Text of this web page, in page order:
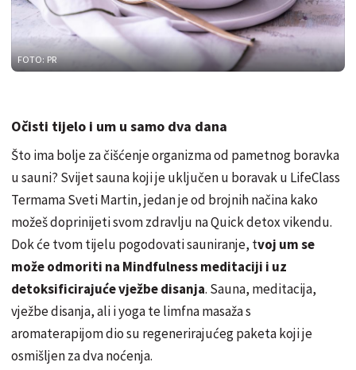
FOTO: PR
Očisti tijelo i um u samo dva dana
Što ima bolje za čišćenje organizma od pametnog boravka
u sauni? Svijet sauna koji je uključen u boravak u LifeClass
Termama Sveti Martin, jedan je od brojnih načina kako
možeš doprinijeti svom zdravlju na Quick detox vikendu.
Dok će tvom tijelu pogodovati sauniranje, tvoj um se
može odmoriti na Mindfulness meditaciji i uz
detoksificirajuće vježbe disanja. Sauna, meditacija,
vježbe disanja, ali i yoga te limfna masaža s
aromaterapijom dio su regenerirajućeg paketa koji je
osmišljen za dva noćenja.